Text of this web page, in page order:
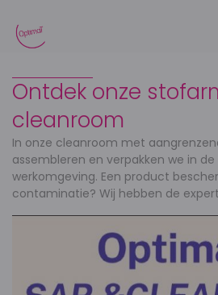
Ontdek onze
cleanroom
In onze cleanroom met
assembleren en verpakken we in
werkomgeving. Een product
contaminatie? Wij hebben de